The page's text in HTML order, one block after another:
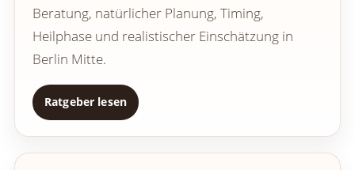
Beratung, natürlicher Planung, Timing,
Heilphase und realistischer Einschätzung in
Berlin Mitte.
Ratgeber lesen